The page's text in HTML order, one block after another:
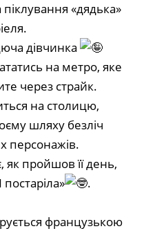
«дядька»
дівчинка
на метро, яке
через страйк.
на столицю,
шляху безліч
персонажів.
пройшов її день,
постаріла»
.
французькою